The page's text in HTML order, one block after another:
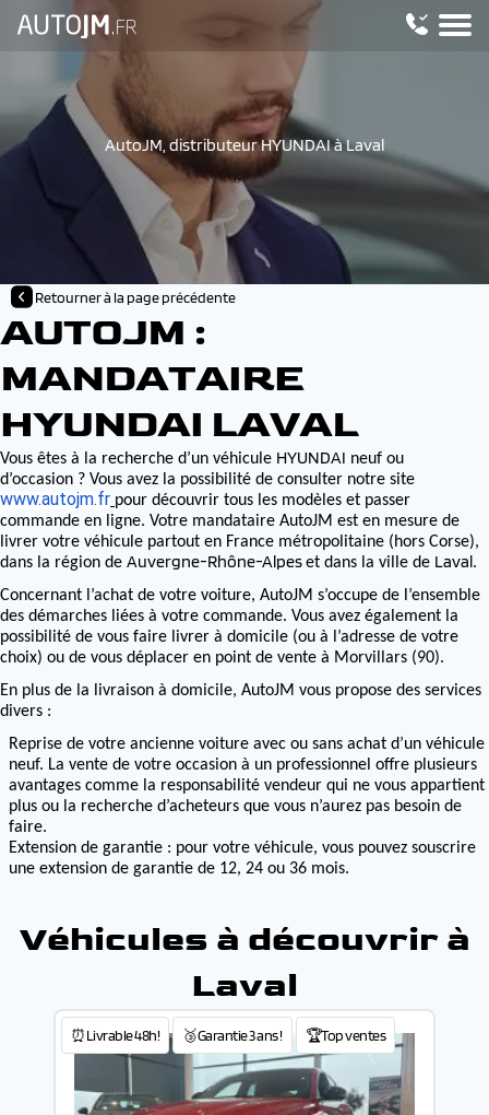
AutoJM, distributeur HYUNDAI à Laval
Retourner à la page précédente
AUTOJM :
MANDATAIRE
HYUNDAI LAVAL
Vous êtes à la recherche d’un véhicule HYUNDAI neuf ou
d’occasion ? Vous avez la possibilité de consulter notre site
www.autojm.fr pour découvrir tous les modèles et passer
commande en ligne. Votre mandataire AutoJM est en mesure de
livrer votre véhicule partout en France métropolitaine (hors Corse),
dans la région de Auvergne-Rhône-Alpeset dans la ville de Laval.
Concernant l’achat de votre voiture, AutoJM s’occupe de l’ensemble
des démarches liées à votre commande. Vous avez également la
possibilité de vous faire livrer à domicile (ou à l’adresse de votre
choix) ou de vous déplacer en point de vente à Morvillars (90).
En plus de la livraison à domicile, AutoJM vous propose des services
divers :
Reprise de votre ancienne voiture avec ou sans achat d’un véhicule
neuf. La vente de votre occasion à un professionnel offre plusieurs
avantages comme la responsabilité vendeur qui ne vous appartient
plus ou la recherche d’acheteurs que vous n’aurez pas besoin de
faire.
Extension de garantie : pour votre véhicule, vous pouvez souscrire
une extension de garantie de 12, 24 ou 36 mois.
Véhicules à découvrir à
Laval
⏰Livrable 48h! 🥉Garantie 3 ans ! 🏆Top ventes